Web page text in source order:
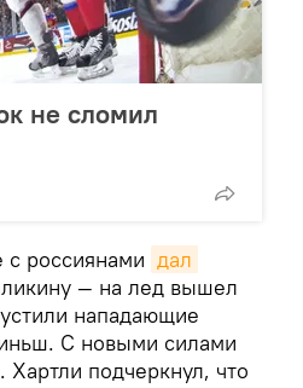
не сломил
с россиянами дал
— на лед вышел
нападающие
С новыми силами
подчеркнул, что